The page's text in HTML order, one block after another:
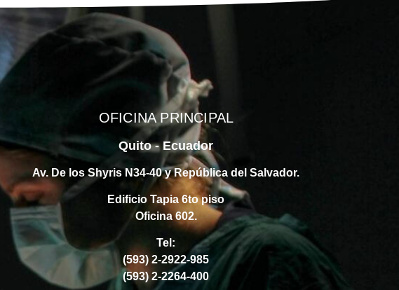
OFICINA PRINCIPAL
Quito - Ecuador
Av. De los Shyris N34-40 y República del Salvador.
Edificio Tapia 6to piso
Oficina 602.
Tel:
(593) 2-2922-985
(593) 2-2264-400